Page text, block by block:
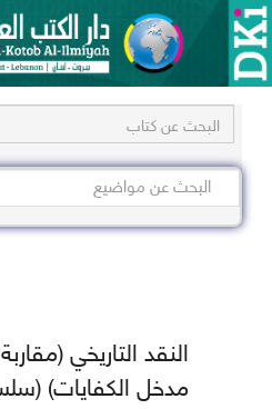
النقد التاريخي
مدخل الكفايات)